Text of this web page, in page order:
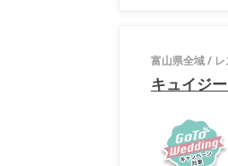
富山県全域/
キュイジ